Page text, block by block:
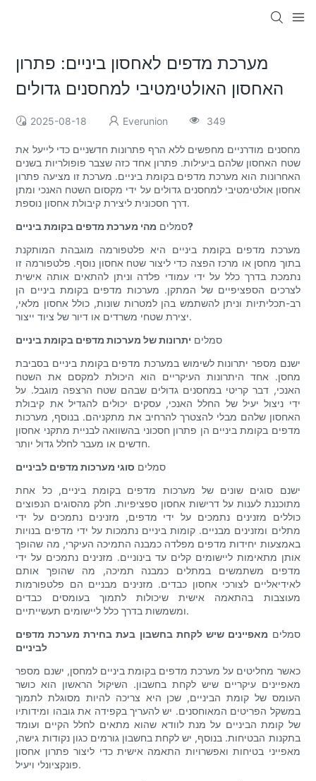
מערכת מדפים לאחסון ביניים: פתרון
האחסון האולטימטיבי למחסנים גדולים
2025-08-18 Everunion 349
מחסנים מודרניים מחפשים ללא הרף פתרונות חדשניים כדי לייעל את
שטח האחסון שלהם ביעילות. פתרון אחד כזה שצבר פופולריות בשנים
האחרונות הוא מערכת מדפים בקומת ביניים. מערכת זו מציעה פתרון
אחסון אולטימטיבי למחסנים גדולים על ידי מקסום השטח האנכי ומתן
דרך חסכונית ליצירת קיבולת אחסון נוספת.
סמליםמהי מערכת מדפים בקומת ביניים?
מערכת מדפים בקומת ביניים היא פלטפורמה מוגבהת המותקנת
בתוך מחסן או מרכז הפצה כדי ליצור שטח אחסון נוסף. פלטפורמה זו
נתמכת בדרך כלל על ידי עמודי פלדה וניתן להתאים אותה אישית
לצרכים הספציפיים של המתקן. מערכות מדפים בקומת ביניים הן
רב-תכליתיות וניתן להשתמש בהן למטרות שונות, כולל אחסון מלאי,
יצירת שטחי משרדים או דיור של ציוד ייצור.
סמלים יתרונות של מערכות מדפים בקומת ביניים
ישנם מספר יתרונות לשימוש במערכת מדפים בקומת ביניים בסביבת
מחסן. אחד היתרונות העיקריים הוא היכולת למקסם את השטח
האנכי, דבר קריטי במחסנים גדולים שבהם שטח הרצפה מוגבל. על
ידי ניצול יעיל של החלל האנכי, עסקים יכולים להגדיל את קיבולת
האחסון שלהם מבלי להצטרך להרחיב את מתקניהם. בנוסף, מערכות
מדפים בקומת ביניים הן פתרון חסכוני בהשוואה לבניית מתקני אחסון
חדשים או מעבר לחלל גדול יותר.
סמלים סוגי מערכות מדפים לביניים
ישנם סוגים שונים של מערכות מדפים בקומת ביניים, כל אחת
מתוכננת לענות על דרישות אחסון ספציפיות. חלק מהסוגים הנפוצים
כוללים מזנינים נתמכים על ידי מדפים, מזנינים נתמכים על ידי
מתלים ומזנינים מבניים. קומות ביניים נתמכות על ידי מדפים בנויות
באמצעות יחידות מדפים מפלדה כמבנה התמיכה העיקרי, מה שהופך
אותן מתאימות ליישומים קלים עד בינוניים. מזנינים נתמכים על ידי
מדפים משתמשים במתלים כמבנה תמיכה, מה שהופך אותם
לאידיאליים לצורכי אחסון כבדים. מזנינים מבניים הם פלטפורמות
מעוצבות בהתאמה אישית שיכולות לתמוך בעומסים כבדים
ומשמשות בדרך כלל ליישומים תעשייתיים.
סמלים מאפיינים שיש לקחת בחשבון בעת בחירת מערכת מדפים
לביניים
כאשר מחליטים על מערכת מדפים בקומת ביניים למחסן, ישנם מספר
מאפיינים עיקריים שיש לקחת בחשבון. השיקול הראשון הוא כושר
העומס של קומת הביניים, שכן היא צריכה להיות מסוגלת לתמוך
במשקל הפריטים המאוחסנים. יש להעריך בקפידה את גובהו ומידותיו
של קומת הביניים על מנת לוודא שהוא מתאים לחלל הקיים ועומד
בתקנות הבטיחות. בנוסף, יש לקחת בחשבון גורמים כגון נקודות גישה,
מאפייני בטיחות ואפשרויות התאמה אישית כדי ליצור פתרון אחסון
פונקציונלי ויעיל.